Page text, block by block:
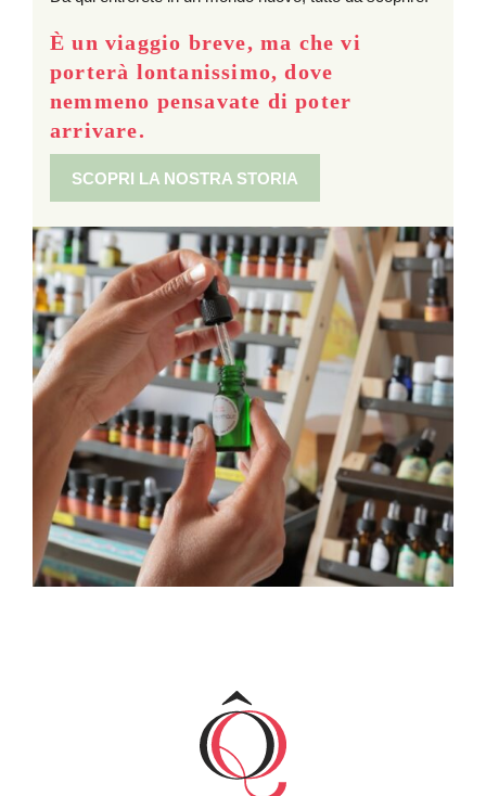
È un viaggio breve, ma che vi
porterà lontanissimo, dove
nemmeno pensavate di poter
arrivare.
SCOPRI LA NOSTRA STORIA